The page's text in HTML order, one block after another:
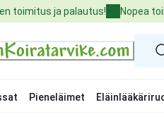
toimitus ja palautus! Nopea
Pieneläimet